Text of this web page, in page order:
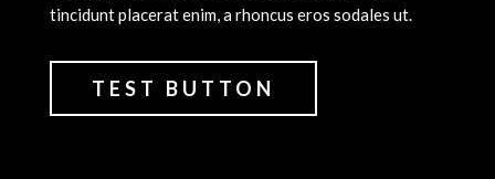
tincidunt placerat enim, a rhoncus eros sodales ut.
TEST BUTTON